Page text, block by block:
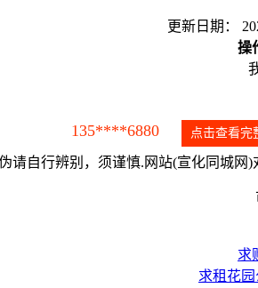
更新日期：
操
135****6880 点击查看完
请自行辨别，须谨慎.网站(宣化同城网
求
求租花